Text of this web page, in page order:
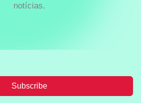
notícias.
Subscribe